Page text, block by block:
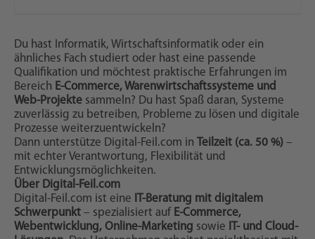
Du hast Informatik, Wirtschaftsinformatik oder ein
ähnliches Fach studiert oder hast eine passende
Qualifikation und möchtest praktische Erfahrungen im
Bereich E-Commerce, Warenwirtschaftssysteme und
Web-Projekte sammeln? Du hast Spaß daran, Systeme
zuverlässig zu betreiben, Probleme zu lösen und digitale
Prozesse weiterzuentwickeln?
Dann unterstütze Digital-Feil.com in
Teilzeit (ca. 50 %) –
mit echter Verantwortung, Flexibilität und
Entwicklungsmöglichkeiten.
Über Digital-Feil.com
Digital-Feil.com ist eine
IT-Beratung mit digitalem
Schwerpunkt – spezialisiert auf E-Commerce,
Webentwicklung, Online-Marketing sowie
IT- und Cloud-